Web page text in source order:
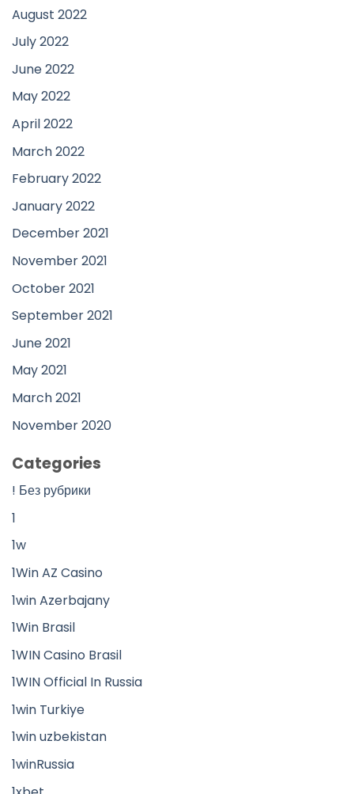
August 2022
July 2022
June 2022
May 2022
April 2022
March 2022
February 2022
January 2022
December 2021
November 2021
October 2021
September 2021
June 2021
May 2021
March 2021
November 2020
Categories
! Без рубрики
1
1w
1Win AZ Casino
1win Azerbajany
1Win Brasil
1WIN Casino Brasil
1WIN Official In Russia
1win Turkiye
1win uzbekistan
1winRussia